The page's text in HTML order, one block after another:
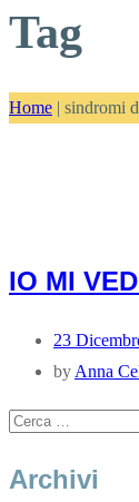
Tag
Home | sindromi
IO MI
23
by Anna
Archivi